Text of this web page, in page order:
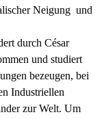
Neigung und
durch César
und studiert
bezeugen, bei
Industriellen
zur Welt. Um